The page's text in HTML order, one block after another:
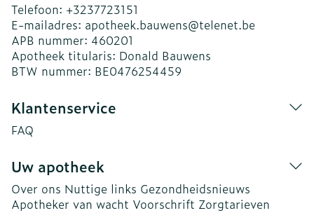
Telefoon: +3237723151
E-mailadres: apotheek.bauwens@telenet.be
APB nummer: 460201
Apotheek titularis: Donald Bauwens
BTW nummer: BE0476254459
Klantenservice
FAQ
Uw apotheek
Over ons Nuttige links Gezondheidsnieuws
Apotheker van wacht Voorschrift Zorgtarieven